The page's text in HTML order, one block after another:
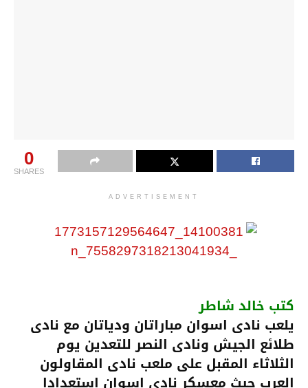
0
SHARES
ADVERTISEMENT
كتب خالد شاطر
يلعب نادى اسوان مباراتان ودياتان مع نادى
طلائع الجيش ونادى النصر للتعدين يوم
الثلاثاء المقبل على ملعب نادى المقاولون